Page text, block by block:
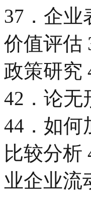
37．企业
价值评估
政策研究
42．论无
44．如何
比较分析
业企业流